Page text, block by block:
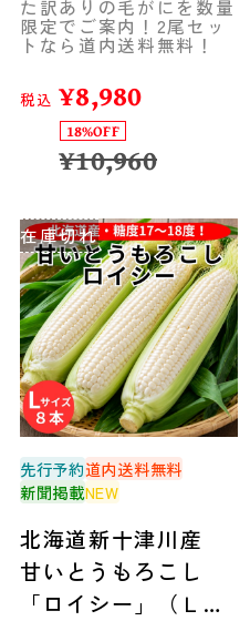
た訳ありの毛がにを数量
限定でご案内！2尾セッ
トなら道内送料無料！
税込 ¥8,980
18%OFF
¥10,960
在庫切れ
先行予約道内送料無料
新聞掲載NEW
北海道新十津川産
甘いとうもろこし
「ロイシー」（Ｌサ